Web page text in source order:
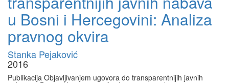
u Bosni i Hercegovini: Analiza
pravnog okvira
Stanka Pejaković
2016
Publikacija Objavljivanjem ugovora do transparentnijih javnih